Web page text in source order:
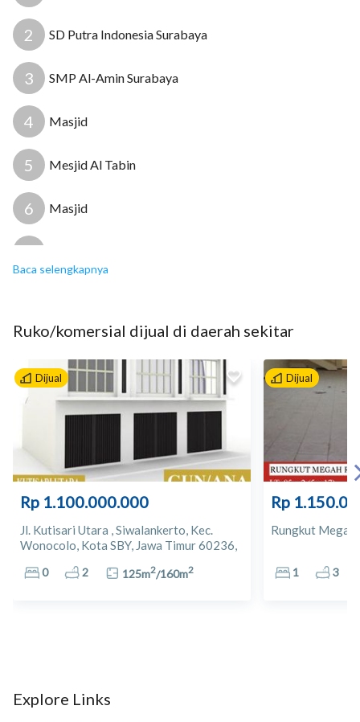
2 SD Putra Indonesia Surabaya
3 SMP Al-Amin Surabaya
4 Masjid
5 Mesjid Al Tabin
6 Masjid
7
9 Carrefour
10 Apotek Citra Farma
12 Apotek Podojodo
13 Puskesmas Pembantu Rungkut Menanggal
14 RS Royal Surabaya
Baca selengkapnya
Ruko/komersial dijual di daerah sekitar
Dijual
Rp 1.100.000.000
Jl. Kutisari Utara , Siwalankerto, Kec.
Wonocolo, Kota SBY, Jawa Timur 60236,
0 2 125m2/160m2
Dijual
Rp
Rungkut Megah
1 3
Explore Links